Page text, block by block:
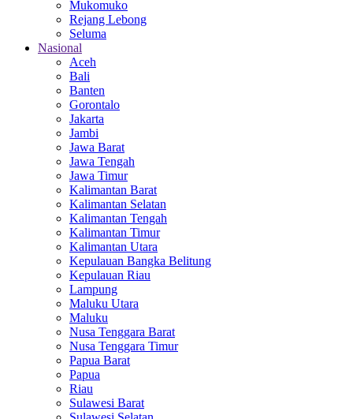
Mukomuko
Rejang Lebong
Seluma
Nasional
Aceh
Bali
Banten
Gorontalo
Jakarta
Jambi
Jawa Barat
Jawa Tengah
Jawa Timur
Kalimantan Barat
Kalimantan Selatan
Kalimantan Tengah
Kalimantan Timur
Kalimantan Utara
Kepulauan Bangka Belitung
Kepulauan Riau
Lampung
Maluku Utara
Maluku
Nusa Tenggara Barat
Nusa Tenggara Timur
Papua Barat
Papua
Riau
Sulawesi Barat